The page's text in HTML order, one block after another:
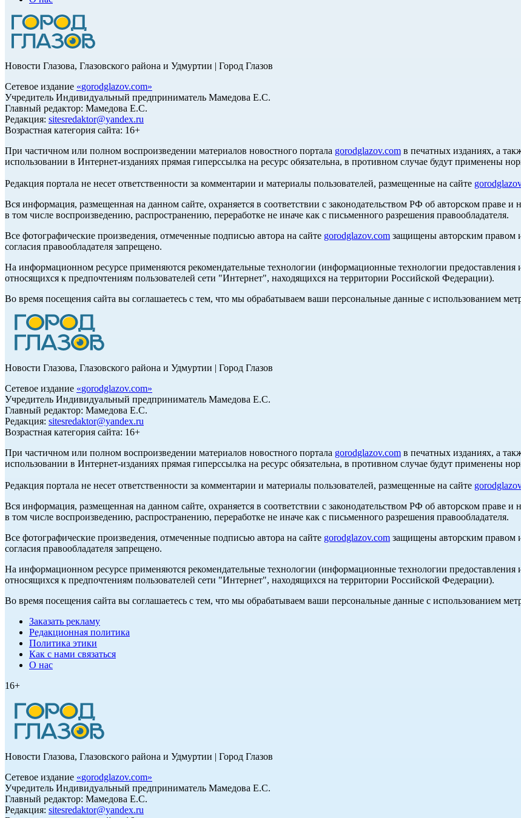
Новости Глазова, Глазовского района и Удмуртии | Город Глазов
Сетевое издание «gorodglazov.com»
Учредитель Индивидуальный предприниматель Мамедова Е.С.
Главный редактор: Мамедова Е.С.
Редакция: sitesredaktor@yandex.ru
Возрастная категория сайта: 16+
При частичном или полном воспроизведении материалов новостного портала gorodglazov.com в печатных изданиях, а
использовании в Интернет-изданиях прямая гиперссылка на ресурс обязательна, в противном случае будут применены
Редакция портала не несет ответственности за комментарии и материалы пользователей, размещенные на сайте
Вся информация, размещенная на данном сайте, охраняется в соответствии с законодательством РФ об авторском
в том числе воспроизведению, распространению, переработке не иначе как с письменного разрешения правообладателя.
Все фотографические произведения, отмеченные подписью автора на сайте gorodglazov.com защищены авторским правом
согласия правообладателя запрещено.
На информационном ресурсе применяются рекомендательные технологии (информационные технологии предоставления
относящихся к предпочтениям пользователей сети "Интернет", находящихся на территории Российской Федерации).
Во время посещения сайта вы соглашаетесь с тем, что мы обрабатываем ваши персональные данные с использованием
Новости Глазова, Глазовского района и Удмуртии | Город Глазов
Сетевое издание «gorodglazov.com»
Учредитель Индивидуальный предприниматель Мамедова Е.С.
Главный редактор: Мамедова Е.С.
Редакция: sitesredaktor@yandex.ru
Возрастная категория сайта: 16+
При частичном или полном воспроизведении материалов новостного портала gorodglazov.com в печатных изданиях, а
использовании в Интернет-изданиях прямая гиперссылка на ресурс обязательна, в противном случае будут применены
Редакция портала не несет ответственности за комментарии и материалы пользователей, размещенные на сайте
Вся информация, размещенная на данном сайте, охраняется в соответствии с законодательством РФ об авторском
в том числе воспроизведению, распространению, переработке не иначе как с письменного разрешения правообладателя.
Все фотографические произведения, отмеченные подписью автора на сайте gorodglazov.com защищены авторским правом
согласия правообладателя запрещено.
На информационном ресурсе применяются рекомендательные технологии (информационные технологии предоставления
относящихся к предпочтениям пользователей сети "Интернет", находящихся на территории Российской Федерации).
Во время посещения сайта вы соглашаетесь с тем, что мы обрабатываем ваши персональные данные с использованием
Заказать рекламу
Редакционная политика
Политика этики
Как с нами связаться
О нас
16+
Новости Глазова, Глазовского района и Удмуртии | Город Глазов
Сетевое издание «gorodglazov.com»
Учредитель Индивидуальный предприниматель Мамедова Е.С.
Главный редактор: Мамедова Е.С.
Редакция: sitesredaktor@yandex.ru